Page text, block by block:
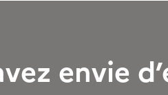
envie